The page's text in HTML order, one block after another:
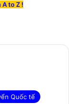
AtoZ!
Quốc tế